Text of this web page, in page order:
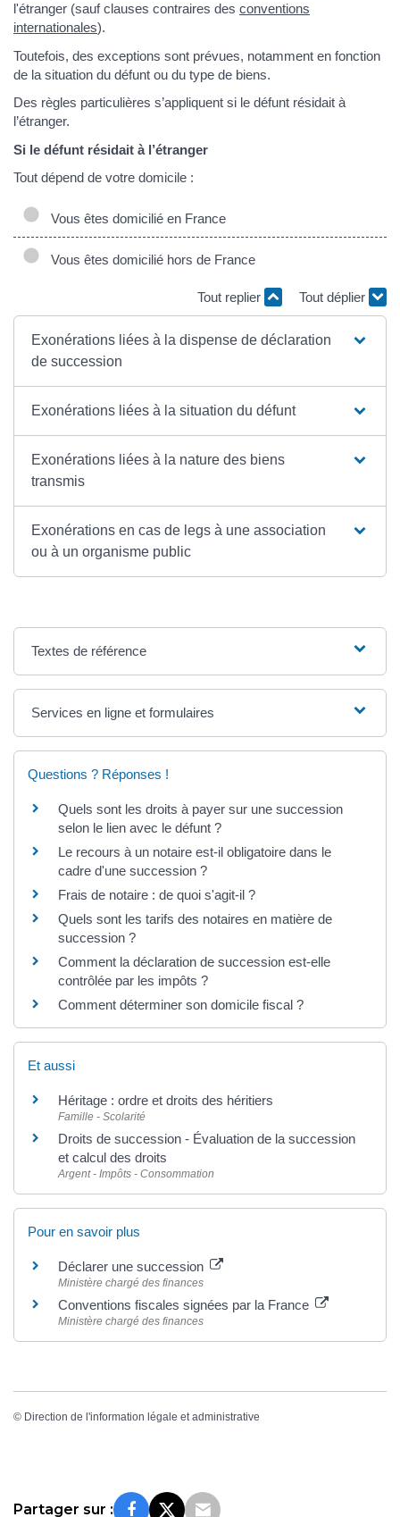
l'étranger (sauf clauses contraires des conventions
internationales).
Toutefois, des exceptions sont prévues, notamment en fonction
de la situation du défunt ou du type de biens.
Des règles particulières s’appliquent si le défunt résidait à
l’étranger.
Si le défunt résidait à l’étranger
Tout dépend de votre domicile :
Vous êtes domicilié en France
Vous êtes domicilié hors de France
Tout replier Tout déplier
Exonérations liées à la dispense de déclaration
de succession
Exonérations liées à la situation du défunt
Exonérations liées à la nature des biens
transmis
Exonérations en cas de legs à une association
ou à un organisme public
Textes de référence
Services en ligne et formulaires
Questions ? Réponses !
Quels sont les droits à payer sur une succession
selon le lien avec le défunt ?
Le recours à un notaire est-il obligatoire dans le
cadre d'une succession ?
Frais de notaire : de quoi s'agit-il ?
Quels sont les tarifs des notaires en matière de
succession ?
Comment la déclaration de succession est-elle
contrôlée par les impôts ?
Comment déterminer son domicile fiscal ?
Et aussi
Héritage : ordre et droits des héritiers
Famille - Scolarité
Droits de succession - Évaluation de la succession
et calcul des droits
Argent - Impôts - Consommation
Pour en savoir plus
Déclarer une succession
Ministère chargé des finances
Conventions fiscales signées par la France
Ministère chargé des finances
© Direction de l'information légale et administrative
Partager sur :